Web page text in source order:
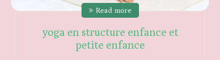
Read more
yoga en structure enfance et
petite enfance